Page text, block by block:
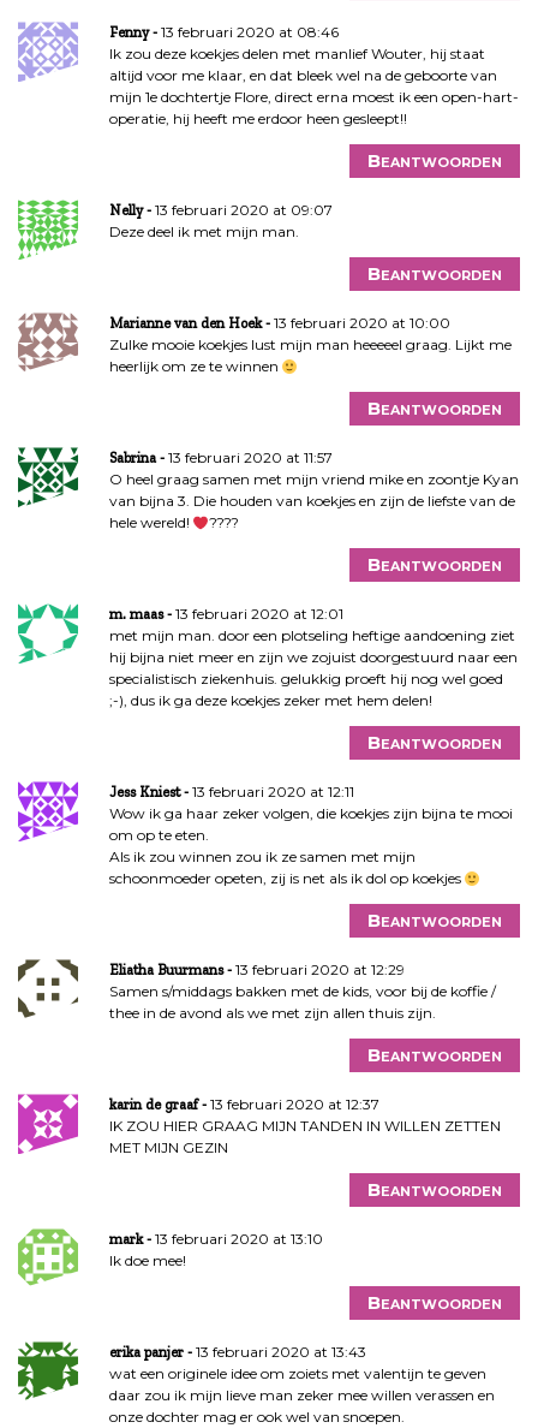
Fenny
13 februari 2020 at 08:46
Ik zou deze koekjes delen met manlief Wouter, hij staat
altijd voor me klaar, en dat bleek wel na de geboorte van
mijn 1e dochtertje Flore, direct erna moest ik een open-hart-
operatie, hij heeft me erdoor heen gesleept!!
Beantwoorden
Nelly
13 februari 2020 at 09:07
Deze deel ik met mijn man.
Beantwoorden
Marianne van den Hoek
13 februari 2020 at 10:00
Zulke mooie koekjes lust mijn man heeeeel graag. Lijkt me
heerlijk om ze te winnen
Beantwoorden
Sabrina
13 februari 2020 at 11:57
O heel graag samen met mijn vriend mike en zoontje Kyan
van bijna 3. Die houden van koekjes en zijn de liefste van de
hele wereld!
????
Beantwoorden
m. maas
13 februari 2020 at 12:01
met mijn man. door een plotseling heftige aandoening ziet
hij bijna niet meer en zijn we zojuist doorgestuurd naar een
specialistisch ziekenhuis. gelukkig proeft hij nog wel goed
;-), dus ik ga deze koekjes zeker met hem delen!
Beantwoorden
Jess Kniest
13 februari 2020 at 12:11
Wow ik ga haar zeker volgen, die koekjes zijn bijna te mooi
om op te eten.
Als ik zou winnen zou ik ze samen met mijn
schoonmoeder opeten, zij is net als ik dol op koekjes
Beantwoorden
Eliatha Buurmans
13 februari 2020 at 12:29
Samen s/middags bakken met de kids, voor bij de koffie /
thee in de avond als we met zijn allen thuis zijn.
Beantwoorden
karin de graaf
13 februari 2020 at 12:37
IK ZOU HIER GRAAG MIJN TANDEN IN WILLEN ZETTEN
MET MIJN GEZIN
Beantwoorden
mark
13 februari 2020 at 13:10
Ik doe mee!
Beantwoorden
erika panjer
13 februari 2020 at 13:43
wat een originele idee om zoiets met valentijn te geven
daar zou ik mijn lieve man zeker mee willen verassen en
onze dochter mag er ook wel van snoepen.